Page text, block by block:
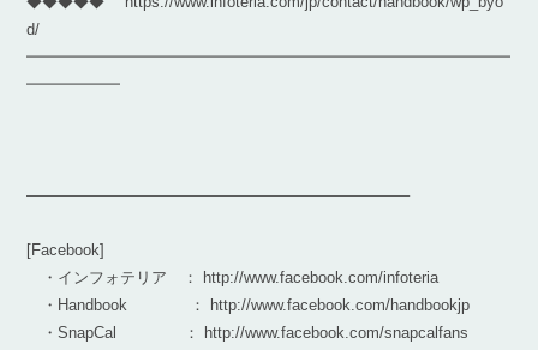
d/
━━━━━━━━━━━━━━━━━━━━━━━━━━━━━━━
━━━━━━
————————————————————————–
[Facebook]
・インフォテリア ： http://www.facebook.com/infoteria
・Handbook ： http://www.facebook.com/handbookjp
・SnapCal ： http://www.facebook.com/snapcalfans